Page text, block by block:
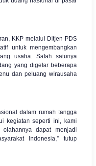
KKP melalui Ditjen PDS
untuk mengembangkan
usaha. Salah satunya
yang digelar beberapa
dan peluang wirausaha
dalam rumah tangga
kegiatan seperti ini, kami
dapat menjadi
Indonesia,” tutup